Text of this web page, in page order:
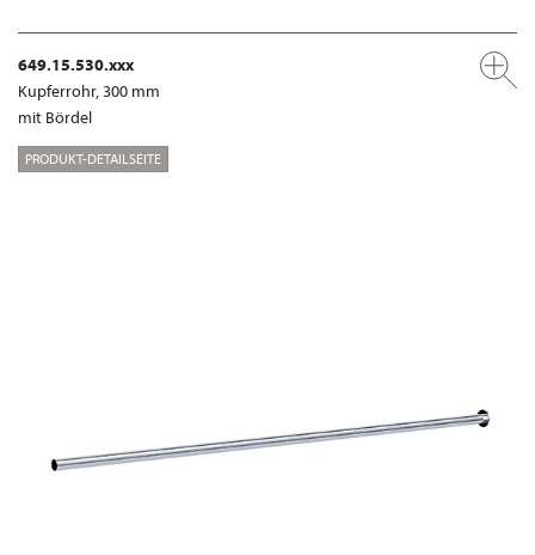
649.15.530.xxx
Kupferrohr, 300 mm
mit Bördel
PRODUKT-DETAILSEITE